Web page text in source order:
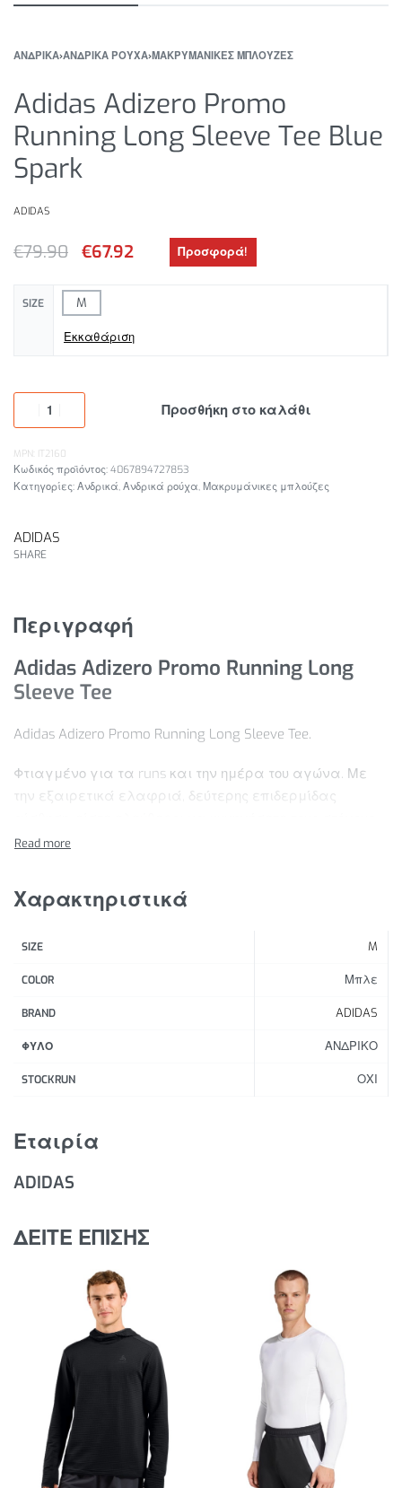
ΑΝΔΡΙΚΑ›ΑΝΔΡΙΚΑ ΡΟΥΧΑ›ΜΑΚΡΥΜΑΝΙΚΕΣ ΜΠΛΟΥΖΕΣ
Adidas Adizero Promo
Running Long Sleeve Tee Blue
Spark
ADIDAS
€79.90 €67.92 Προσφορά!
SIZE M
Εκκαθάριση
Προσθήκη στο καλάθι
MPN: IT2160
4067894727853
Κατηγορίες: Ανδρικά, Ανδρικά ρούχα, Μακρυμάνικες μπλούζες
ADIDAS
SHARE
Περιγραφή
Adidas Adizero Promo Running Long
Sleeve Tee
Adidas Adizero Promo Running Long Sleeve Tee.
Φτιαγμένο για τα runs και την ημέρα του αγώνα. Με
την εξαιρετικά ελαφριά, δεύτερης επιδερμίδας
σας και να δώσετε τα πάντα σε κάθε σας βήμα. Το
συλλογή Adizero Promo Running είναι εκεί για εσάς
Στενή γραμμή
Υφάσμα εξαιρετικά ελαφρύ
HEAT.RDY
Χαρακτηριστικά
SIZE M
COLOR Μπλε
BRAND ADIDAS
ΦΥΛΟ ΑΝΔΡΙΚΟ
STOCKRUN ΟΧΙ
Εταιρία
ADIDAS
ΔΕΙΤΕ ΕΠΙΣΗΣ